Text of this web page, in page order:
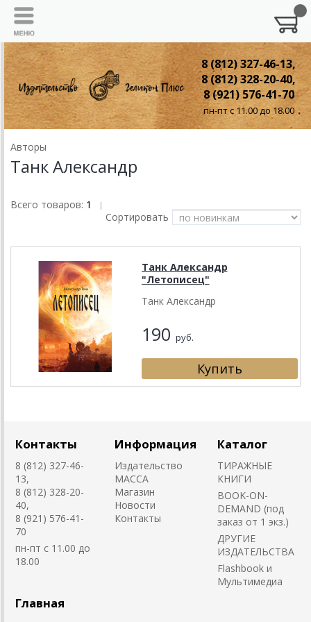
8 (812) 327-46-13,
8 (812) 328-20-40,
8 (921) 576-41-70
пн-пт с 11.00 до 18.00
Авторы
Танк Александр
Всего товаров: 1 |
Сортировать
Танк Александр
"Летописец"
Танк Александр
190 руб.
Контакты
8 (812) 327-46-
13,
8 (812) 328-20-
40,
8 (921) 576-41-
70
пн-пт с 11.00 до
18.00
Информация
Издательство
MACCA
Магазин
Новости
Контакты
Каталог
ТИРАЖНЫЕ
КНИГИ
BOOK-ON-
DEMAND (под
заказ от 1 экз.)
ДРУГИЕ
ИЗДАТЕЛЬСТВА
Flashbook и
Мультимедиа
Главная